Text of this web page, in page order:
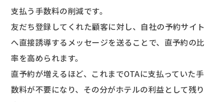
支払う手数料の削減です。
友だち登録してくれた顧客に対し、自社の予約サイト
へ直接誘導するメッセージを送ることで、直予約の比
率を高められます。
直予約が増えるほど、これまでOTAに支払っていた手
数料が不要になり、その分がホテルの利益として残り